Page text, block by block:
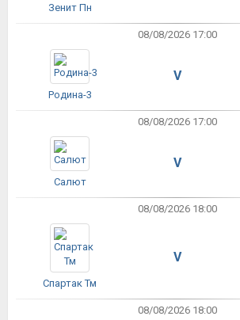
Зенит Пн
08/08/2026 17:00
Родина-3
V
08/08/2026 17:00
Салют
V
08/08/2026 18:00
Спартак Тм
V
08/08/2026 18:00